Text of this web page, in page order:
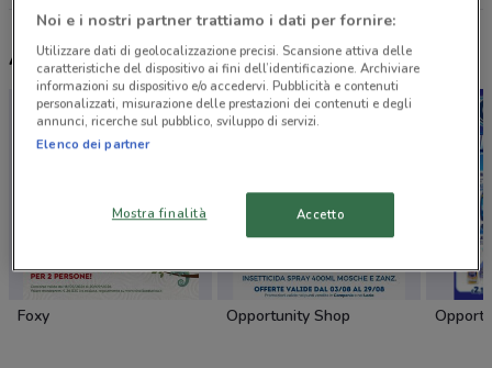
Altri volantini nelle vicinanze
Foxy Opportunity Shop
Noi e i nostri partner trattiamo i dati per fornire:
Utilizzare dati di geolocalizzazione precisi. Scansione attiva delle
caratteristiche del dispositivo ai fini dell’identificazione. Archiviare
informazioni su dispositivo e/o accedervi. Pubblicità e contenuti
personalizzati, misurazione delle prestazioni dei contenuti e degli
annunci, ricerche sul pubblico, sviluppo di servizi.
Elenco dei partner
Mostra finalità Accetto